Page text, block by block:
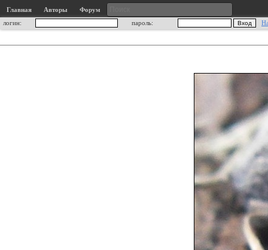
Главная Авторы
Форум
логин:
пароль: